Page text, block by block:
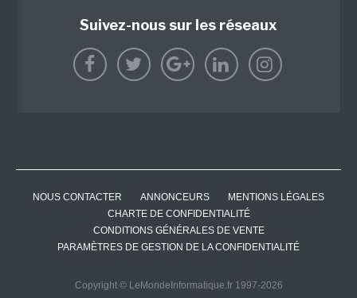
Suivez-nous sur les réseaux
NOUS CONTACTER ANNONCEURS
MENTIONS LÉGALES
CHARTE DE CONFIDENTIALITÉ
CONDITIONS GÉNÉRALES DE VENTE
PARAMÈTRES DE GESTION DE LA CONFIDENTIALITÉ
Copyright © LeMondeInformatique.fr 1997-2026